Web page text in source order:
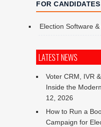
FOR CANDIDATES
Election Software
LATEST NEWS
Voter CRM, IVR
Inside the
12, 2026
How to Run a
Campaign for